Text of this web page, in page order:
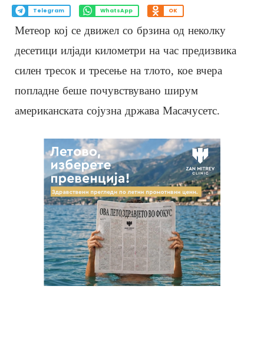
Telegram WhatsApp OK
Метеор кој се движел со брзина од неколку
десетици илјади километри на час предизвика
силен тресок и тресење на тлото, кое вчера
попладне беше почувствувано ширум
американската сојузна држава Масачусетс.